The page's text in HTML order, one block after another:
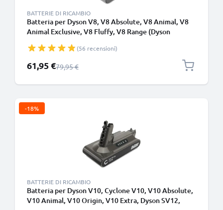
BATTERIE DI RICAMBIO
Batteria per Dyson V8, V8 Absolute, V8 Animal, V8
Animal Exclusive, V8 Fluffy, V8 Range (Dyson
(56 recensioni)
Prezzo speciale
61,95 €Prezzo normale
79,95 €
-18%
BATTERIE DI RICAMBIO
Batteria per Dyson V10, Cyclone V10, V10 Absolute,
V10 Animal, V10 Origin, V10 Extra, Dyson SV12,